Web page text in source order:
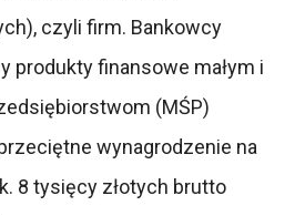
czyli firm. Bankowcy
produkty finansowe małym i
(MŚP)
wynagrodzenie na
8 tysięcy złotych brutto